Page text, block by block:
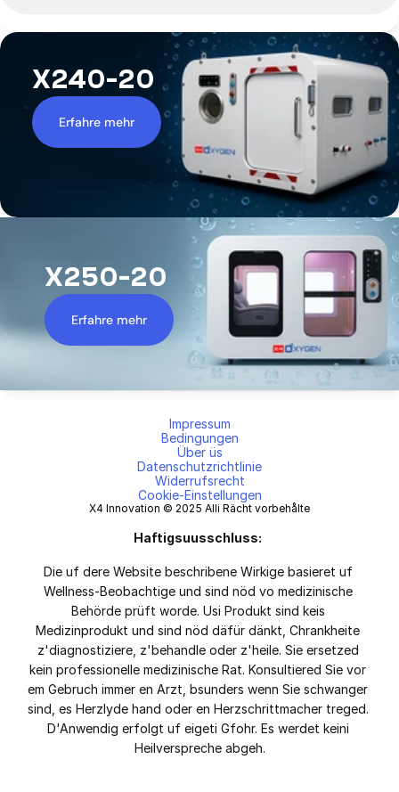
X240-20
Erfahre mehr
X250-20
Erfahre mehr
Impressum
Bedingungen
Über üs
Datenschutzrichtlinie
Widerrufsrecht
Cookie-Einstellungen
X4 Innovation © 2025 Alli Rächt vorbehålte
Haftigsuusschluss:
Die uf dere Website beschribene Wirkige basieret uf
Wellness-Beobachtige und sind nöd vo medizinische
Behörde prüft worde. Usi Produkt sind keis
Medizinprodukt und sind nöd däfür dänkt, Chrankheite
z'diagnostiziere, z'behandle oder z'heile. Sie ersetzed
kein professionelle medizinische Rat. Konsultiered Sie vor
em Gebruch immer en Arzt, bsunders wenn Sie schwanger
sind, es Herzlyde hand oder en Herzschrittmacher treged.
D'Anwendig erfolgt uf eigeti Gfohr. Es werdet keini
Heilverspreche abgeh.